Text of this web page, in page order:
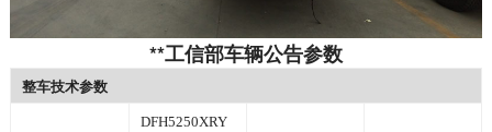
**工信部车辆公告参数
整车技术参数
DFH5250XRY